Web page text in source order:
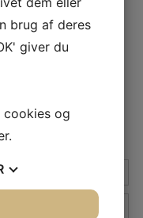
OS
brug af deres
giver du
og
.